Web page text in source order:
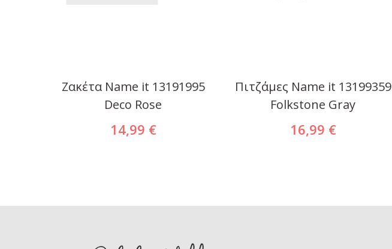
Ζακέτα Name it 13191995
Deco Rose
14,99 €
Πιτζάμες Name it 13199359
Folkstone Gray
16,99 €